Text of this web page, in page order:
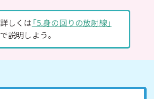
詳しくは 「5.身の回りの放射線」
で説明しよう。